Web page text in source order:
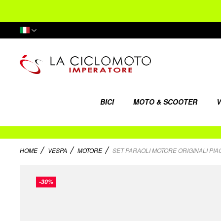
Lingua
BICI MOTO & SCOOTER
HOME VESPA MOTORE SET PARAOLI MOTORE ORIGINALI
-30%